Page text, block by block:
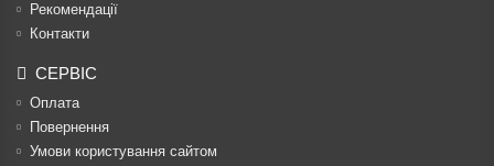
Рекомендації
Контакти
СЕРВІС
Оплата
Повернення
Умови користування сайтом